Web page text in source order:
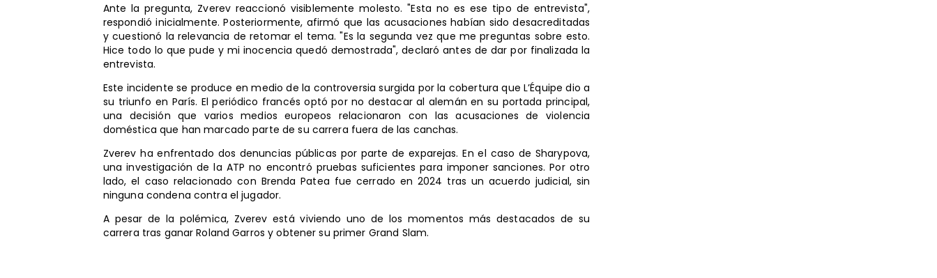
Ante la pregunta, Zverev reaccionó visiblemente molesto. "Esta no es ese tipo de entrevista",
respondió inicialmente. Posteriormente, afirmó que las acusaciones habían sido desacreditadas
y cuestionó la relevancia de retomar el tema. "Es la segunda vez que me preguntas sobre esto.
Hice todo lo que pude y mi inocencia quedó demostrada", declaró antes de dar por finalizada la
entrevista.
Este incidente se produce en medio de la controversia surgida por la cobertura que L’Équipe dio a
su triunfo en París. El periódico francés optó por no destacar al alemán en su portada principal,
una decisión que varios medios europeos relacionaron con las acusaciones de violencia
doméstica que han marcado parte de su carrera fuera de las canchas.
Zverev ha enfrentado dos denuncias públicas por parte de exparejas. En el caso de Sharypova,
una investigación de la ATP no encontró pruebas suficientes para imponer sanciones. Por otro
lado, el caso relacionado con Brenda Patea fue cerrado en 2024 tras un acuerdo judicial, sin
ninguna condena contra el jugador.
A pesar de la polémica, Zverev está viviendo uno de los momentos más destacados de su
carrera tras ganar Roland Garros y obtener su primer Grand Slam.